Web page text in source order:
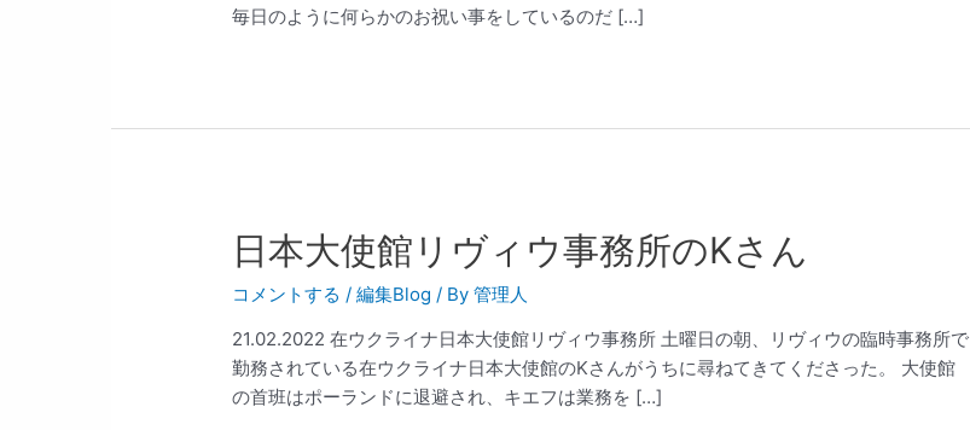
毎日のように何らかのお祝い事をしているのだ […]
日本大使館リヴィウ事務所のKさん
コメントする /編集Blog / By管理人
21.02.2022 在ウクライナ日本大使館リヴィウ事務所 土曜日の朝、リヴィウの臨時事務所で
勤務されている在ウクライナ日本大使館のKさんがうちに尋ねてきてくださった。 大使館
の首班はポーランドに退避され、キエフは業務を […]